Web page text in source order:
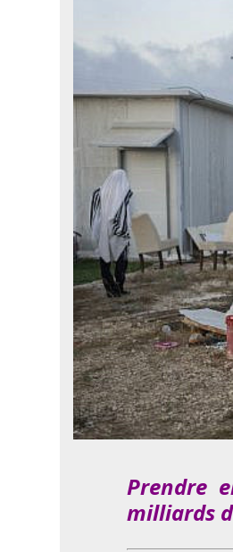
Prendre
milliards